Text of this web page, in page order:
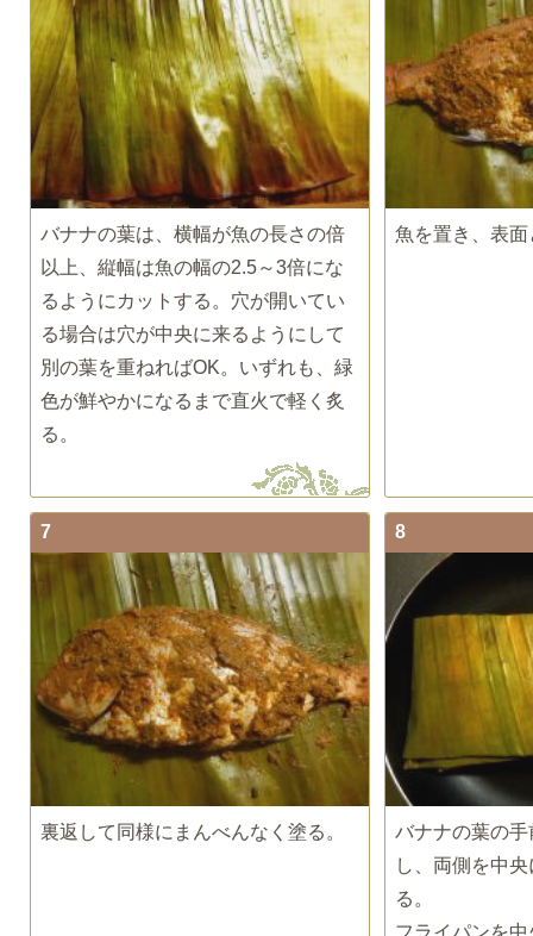
バナナの葉は、横幅が魚の長さの倍
以上、縦幅は魚の幅の2.5～3倍にな
るようにカットする。穴が開いてい
る場合は穴が中央に来るようにして
別の葉を重ねればOK。いずれも、緑
色が鮮やかになるまで直火で軽く炙
る。
魚を置き、表
7
裏返して同様にまんべんなく塗る。
8
バナナの葉の
し、両側を中
る。
フライパンを